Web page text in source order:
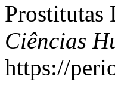
Prostitutas
Ciências
https://